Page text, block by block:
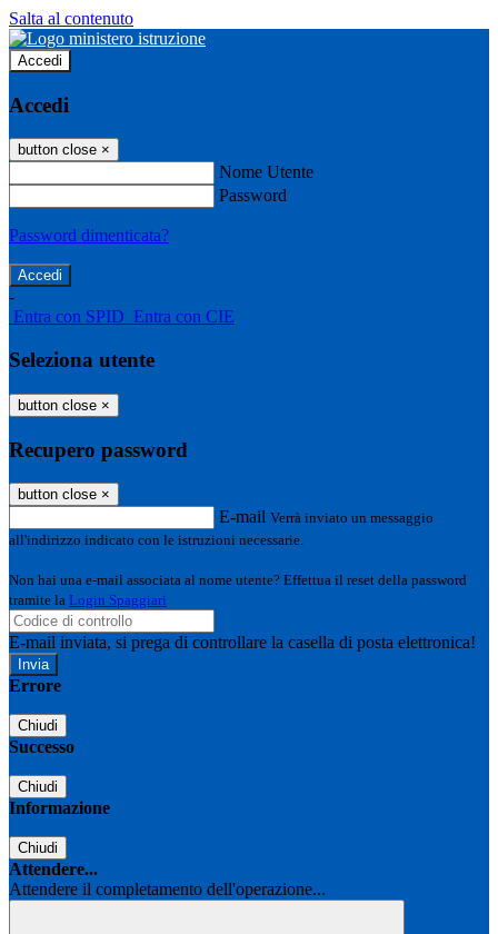
Salta al contenuto
Accedi
Accedi
button close ×
Nome Utente
Password
Password dimenticata?
-
Entra con SPID Entra con CIE
Seleziona utente
button close ×
Recupero password
button close ×
E-mail Verrà inviato un messaggio
all'indirizzo indicato con le istruzioni necessarie.
Non hai una e-mail associata al nome utente? Effettua il reset della password
tramite la Login Spaggiari
E-mail inviata, si prega di controllare la casella di posta elettronica!
Errore
Chiudi
Successo
Chiudi
Informazione
Chiudi
Attendere...
Attendere il completamento dell'operazione...